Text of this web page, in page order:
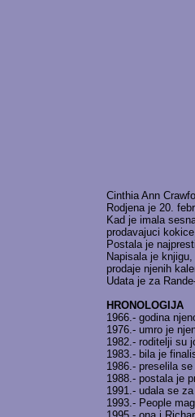
Cinthia Ann
Rodjena je 20.
Kad je imala
prodavajuci
Postala je
Napisala je
prodaje njenih
Udata je za
HRONOLOGIJA
1966.- godina
1976.- umro je
1982.- roditelji su
1983.- bila je
1986.- preselila
1988.- postala je
1991.- udala se
1993.- People